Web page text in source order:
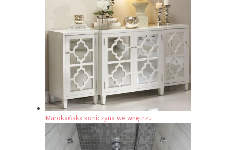
Marokańska koniczyna we wnętrzu